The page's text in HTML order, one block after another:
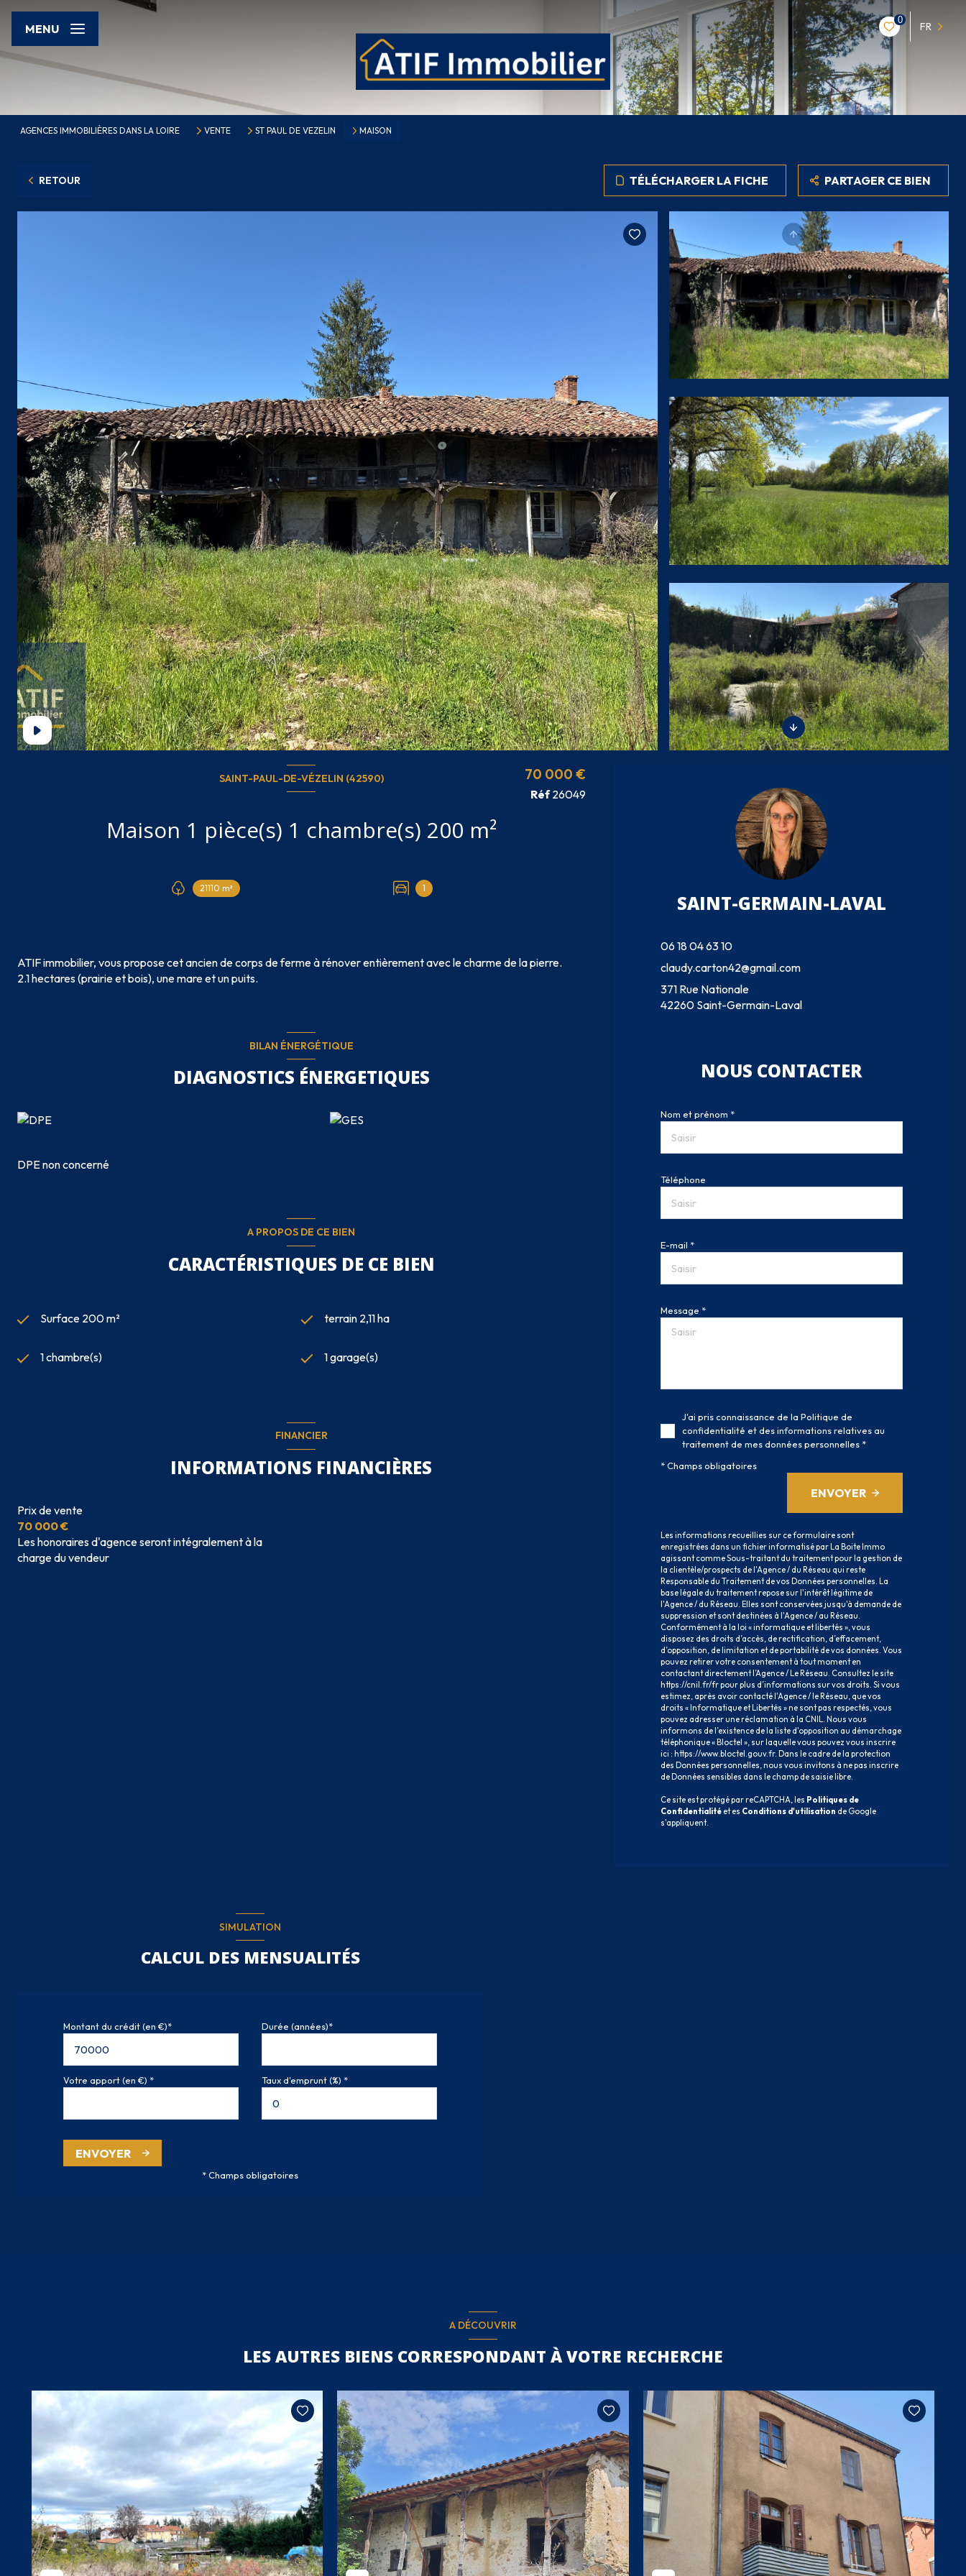
0
FR
MENU
AGENCES IMMOBILIÈRES DANS LA LOIRE VENTE ST PAUL DE VEZELIN MAISON
RETOUR TÉLÉCHARGER LA FICHE PARTAGER CE BIEN
SAINT-PAUL-DE-VÉZELIN (42590)
Maison 1 pièce(s) 1 chambre(s) 200 m²
21110 m² 1
70 000 €
Réf26049
ATIF immobilier, vous propose cet ancien de corps de ferme à rénover entièrement avec le charme de la pierre.
2.1 hectares (prairie et bois), une mare et un puits.
BILAN ÉNERGÉTIQUE
DIAGNOSTICS ÉNERGETIQUES
DPE non concerné
A PROPOS DE CE BIEN
CARACTÉRISTIQUES DE CE BIEN
Surface 200 m² terrain 2,11 ha
1 chambre(s) 1 garage(s)
FINANCIER
INFORMATIONS FINANCIÈRES
Prix de vente
70 000 €
Les honoraires d'agence seront intégralement à la
charge du vendeur
SAINT-GERMAIN-LAVAL
06 18 04 63 10
claudy.carton42@gmail.com
371 Rue Nationale
42260 Saint-Germain-Laval
NOUS CONTACTER
Nom et prénom *
Téléphone
E-mail *
Message *
J'ai pris connaissance de la Politique de
confidentialité et des informations relatives au
traitement de mes données personnelles *
* Champs obligatoires
ENVOYER
Les informations recueillies sur ce formulaire sont
enregistrées dans un fichier informatisé par La Boite Immo
agissant comme Sous-traitant du traitement pour la gestion de
la clientèle/prospects de l'Agence / du Réseau qui reste
Responsable du Traitement de vos Données personnelles. La
base légale du traitement repose sur l'intérêt légitime de
l'Agence / du Réseau. Elles sont conservées jusqu'à demande de
suppression et sont destinées à l'Agence / au Réseau.
Conformément à la loi « informatique et libertés », vous
disposez des droits d’accès, de rectification, d’effacement,
d’opposition, de limitation et de portabilité de vos données. Vous
pouvez retirer votre consentement à tout moment en
contactant directement l’Agence / Le Réseau. Consultez le site
https://cnil.fr/frpour plus d’informations sur vos droits. Si vous
estimez, après avoir contacté l'Agence / le Réseau, que vos
droits « Informatique et Libertés » ne sont pas respectés, vous
pouvez adresser une réclamation à la CNIL. Nous vous
informons de l’existence de la liste d'opposition au démarchage
téléphonique « Bloctel », sur laquelle vous pouvez vous inscrire
ici : https://www.bloctel.gouv.fr. Dans le cadre de la protection
des Données personnelles, nous vous invitons à ne pas inscrire
de Données sensibles dans le champ de saisie libre.
Ce site est protégé par reCAPTCHA, les Politiques de
Confidentialitéet es Conditions d'utilisation de Google
s'appliquent.
SIMULATION
CALCUL DES MENSUALITÉS
Montant du crédit (en €)* Durée (années)*
Votre apport (en €) * Taux d'emprunt (%) *
ENVOYER
* Champs obligatoires
A DÉCOUVRIR
LES AUTRES BIENS CORRESPONDANT À VOTRE RECHERCHE